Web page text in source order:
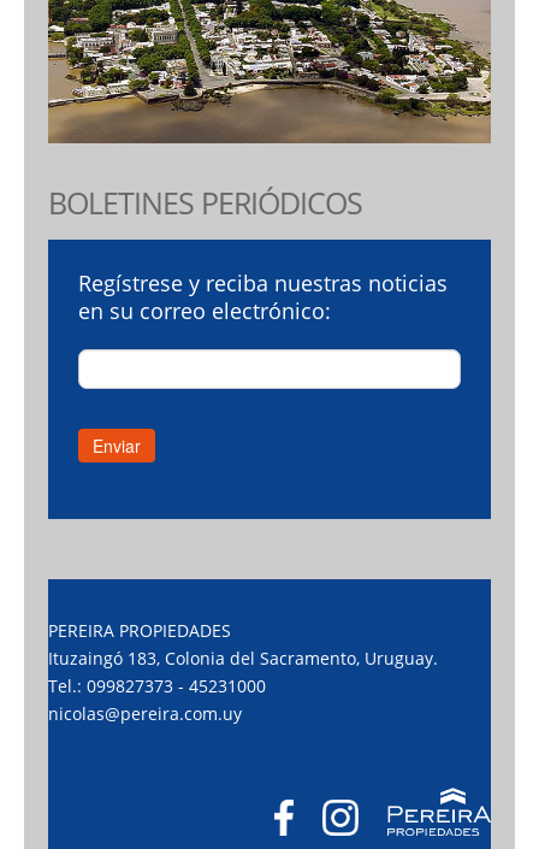
BOLETINES PERIÓDICOS
Regístrese y reciba nuestras noticias
en su correo electrónico:
PEREIRA PROPIEDADES
Ituzaingó 183, Colonia del Sacramento, Uruguay.
Tel.: 099827373 - 45231000
nicolas@pereira.com.uy